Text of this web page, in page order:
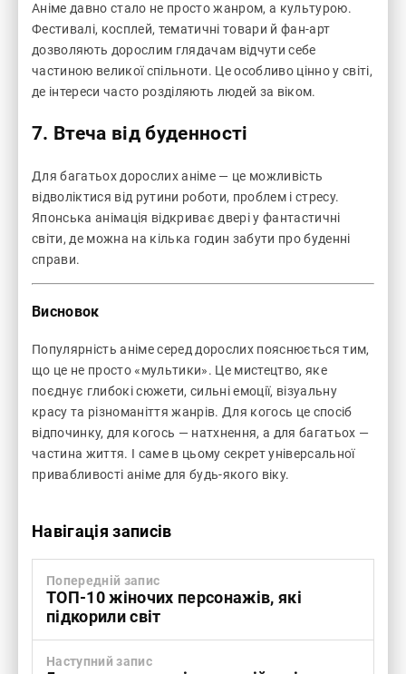
Аніме давно стало не просто жанром, а культурою.
Фестивалі, косплей, тематичні товари й фан-арт
дозволяють дорослим глядачам відчути себе
частиною великої спільноти. Це особливо цінно у світі,
де інтереси часто розділяють людей за віком.
7. Втеча від буденності
Для багатьох дорослих аніме — це можливість
відволіктися від рутини роботи, проблем і стресу.
Японська анімація відкриває двері у фантастичні
світи, де можна на кілька годин забути про буденні
справи.
Висновок
Популярність аніме серед дорослих пояснюється тим,
що це не просто «мультики». Це мистецтво, яке
поєднує глибокі сюжети, сильні емоції, візуальну
красу та різноманіття жанрів. Для когось це спосіб
відпочинку, для когось — натхнення, а для багатьох —
частина життя. І саме в цьому секрет універсальної
привабливості аніме для будь-якого віку.
Навігація записів
Попередній запис
ТОП-10 жіночих персонажів, які
підкорили світ
Наступний запис